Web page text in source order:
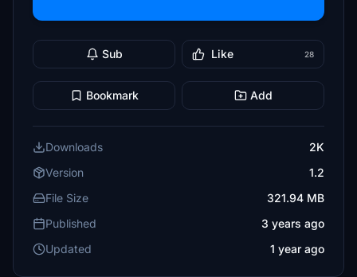
Sub Like 28
Bookmark Add
Downloads
2K
Version
1.2
File Size
321.94 MB
Published
3 years ago
Updated
1 year ago